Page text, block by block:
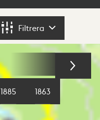
Filtrera
1885 1863